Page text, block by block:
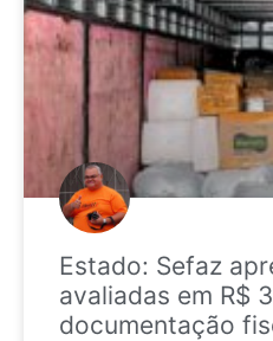
Estado: Sefaz
avaliadas em R$
documentação